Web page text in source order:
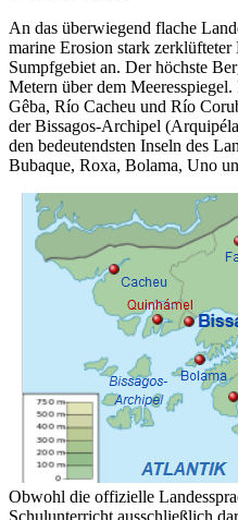
An das überwiegend flache
marine Erosion stark
Sumpfgebiet an. Der höchste
Metern über dem
Gêba, Río Cacheu und Río
der Bissagos-Archipel
den bedeutendsten Inseln des
Bubaque, Roxa, Bolama, Uno
Obwohl die offizielle